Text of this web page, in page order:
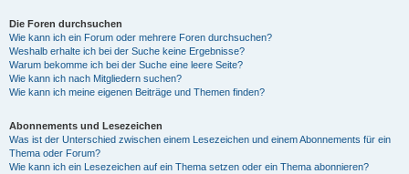
Die Foren durchsuchen
Wie kann ich ein Forum oder mehrere Foren durchsuchen?
Weshalb erhalte ich bei der Suche keine Ergebnisse?
Warum bekomme ich bei der Suche eine leere Seite?
Wie kann ich nach Mitgliedern suchen?
Wie kann ich meine eigenen Beiträge und Themen finden?
Abonnements und Lesezeichen
Was ist der Unterschied zwischen einem Lesezeichen und einem Abonnements für ein
Thema oder Forum?
Wie kann ich ein Lesezeichen auf ein Thema setzen oder ein Thema abonnieren?